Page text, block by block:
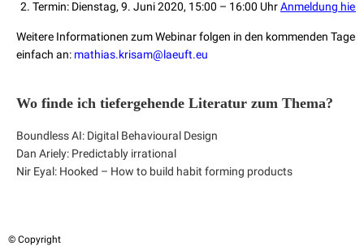
Termin: Dienstag, 9. Juni 2020, 15:00 – 16:00 UhrAnmeldung hier
Weitere Informationen zum Webinar folgen in den kommenden
einfach an: mathias.krisam@laeuft.eu
Wo finde ich tiefergehende Literatur zum Thema?
Boundless AI: Digital Behavioural Design
Dan Ariely: Predictably irrational
Nir Eyal: Hooked – How to build habit forming products
© Copyright